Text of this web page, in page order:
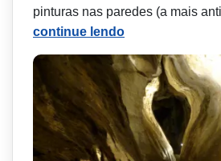
pinturas nas paredes (a mais
continue lendo